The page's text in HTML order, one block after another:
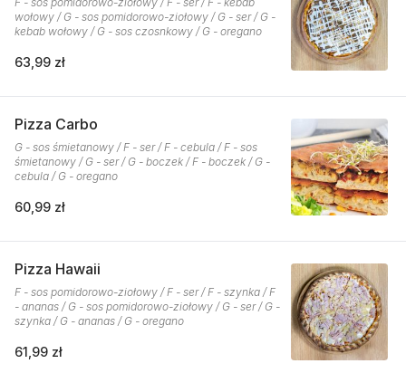
wołowy / G - sos pomidorowo-ziołowy / G - ser / G -
kebab wołowy / G - sos czosnkowy / G - oregano
63,99 zł
Pizza Carbo
G - sos śmietanowy / F - ser / F - cebula / F - sos
śmietanowy / G - ser / G - boczek / F - boczek / G -
cebula / G - oregano
60,99 zł
Pizza Hawaii
F - sos pomidorowo-ziołowy / F - ser / F - szynka / F
- ananas / G - sos pomidorowo-ziołowy / G - ser / G -
szynka / G - ananas / G - oregano
61,99 zł